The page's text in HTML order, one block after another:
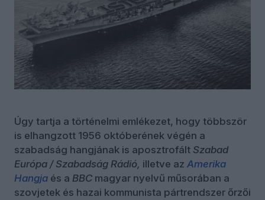
Úgy tartja a történelmi emlékezet, hogy többször
is elhangzott 1956 októberének végén a
szabadság hangjának is aposztrofált Szabad
Európa / Szabadság Rádió, illetve az Amerika
Hangja és a BBC magyar nyelvű műsorában a
szovjetek és hazai kommunista pártrendszer őrzői